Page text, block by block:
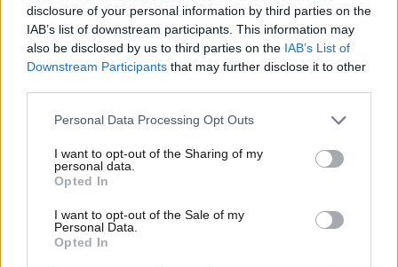
disclosure of your personal information by third parties on the
IAB’s list of downstream participants. This information may
also be disclosed by us to third parties on the IAB’s List of
Downstream Participants that may further disclose it to other
Please note that this website/app uses one or more Google
not limited to your visit or usage behaviour. You may click to
grant or deny consent to Google and its third-party tags to
use your data for below specified purposes in below Google
consent section.
Personal Data Processing Opt Outs
I want to opt-out of the Sharing of my
personal data.
Opted In
I want to opt-out of the Sale of my
Personal Data.
Opted In
Διαβάστε και ακολουθήστε τους κανόνες σχολιασμού
ΠΡΟΣΘΗΚΗ